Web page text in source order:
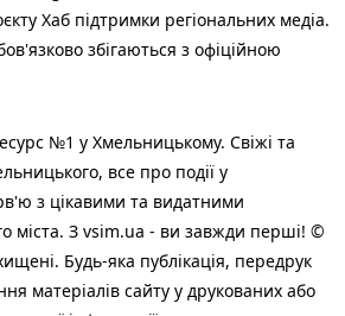
Хаб підтримки регіональних медіа.
збігаються з офіційною
№1 у Хмельницькому. Свіжі та
все про події у
з цікавими та видатними
міста. З vsim.ua - ви завжди перші! ©
Будь-яка публiкацiя, передрук
матеріалів сайту у друкованих або